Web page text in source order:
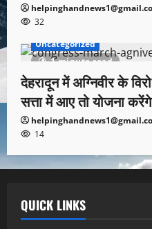
32
1 minute read
Uncategorized
देहरादून में अग्निवीर के
सत्ता में आए तो योजना
14
QUICK LINKS